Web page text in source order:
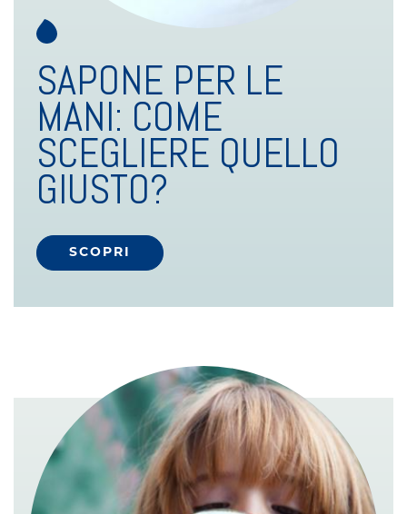
Ecoricariche
Intimi pH 5.5
SAPONE PER LE
MANI: COME
SCEGLIERE QUELLO
GIUSTO?
SCOPRI